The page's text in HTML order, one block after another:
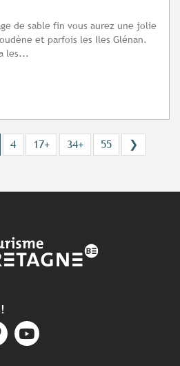
de sable fin vous aurez une jolie
et parfois les Iles Glénan.
les...
4 17+ 34+ 55
❯